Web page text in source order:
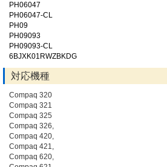
PH06047
PH06047-CL
PH09
PH09093
PH09093-CL
6BJXK01RWZBKDG
対応機種
Compaq 320
Compaq 321
Compaq 325
Compaq 326,
Compaq 420,
Compaq 421,
Compaq 620,